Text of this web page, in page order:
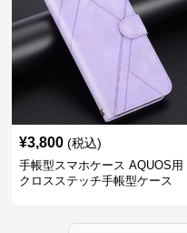
¥3,800 (税込)
手帳型スマホケース AQUOS用
クロスステッチ手帳型ケース